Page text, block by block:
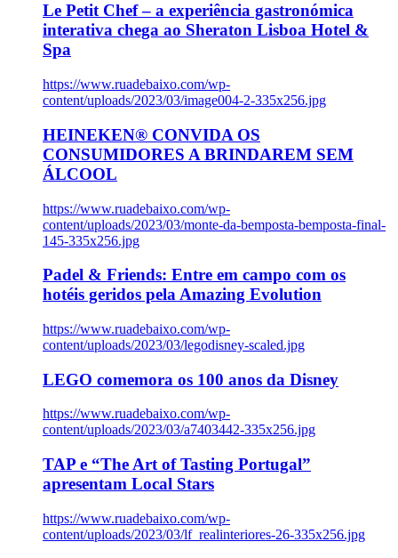
Le Petit Chef – a experiência gastronómica
interativa chega ao Sheraton Lisboa Hotel &
Spa
https://www.ruadebaixo.com/wp-
content/uploads/2023/03/image004-2-335x256.jpg
HEINEKEN® CONVIDA OS
CONSUMIDORES A BRINDAREM SEM
ÁLCOOL
https://www.ruadebaixo.com/wp-
content/uploads/2023/03/monte-da-bemposta-bemposta-final-
145-335x256.jpg
Padel & Friends: Entre em campo com os
hotéis geridos pela Amazing Evolution
https://www.ruadebaixo.com/wp-
content/uploads/2023/03/legodisney-scaled.jpg
LEGO comemora os 100 anos da Disney
https://www.ruadebaixo.com/wp-
content/uploads/2023/03/a7403442-335x256.jpg
TAP e “The Art of Tasting Portugal”
apresentam Local Stars
https://www.ruadebaixo.com/wp-
content/uploads/2023/03/lf_realinteriores-26-335x256.jpg